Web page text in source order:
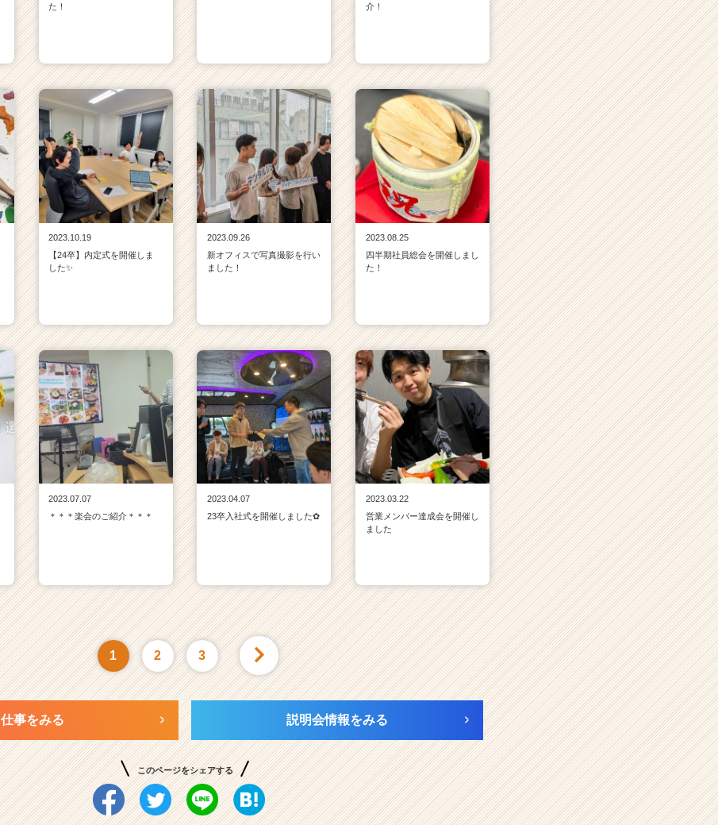
た！
介！
2023.10.19
【24卒】内定式を開催しま
した✨
2023.09.26
新オフィスで写真撮影を行い
ました！
2023.08.25
四半期社員総会を開催しまし
た！
2023.07.07
＊＊＊楽会のご紹介＊＊＊
2023.04.07
23卒入社式を開催しました✿
2023.03.22
営業メンバー達成会を開催し
ました
1 2 3
仕事をみる 説明会情報をみる
このページをシェアする